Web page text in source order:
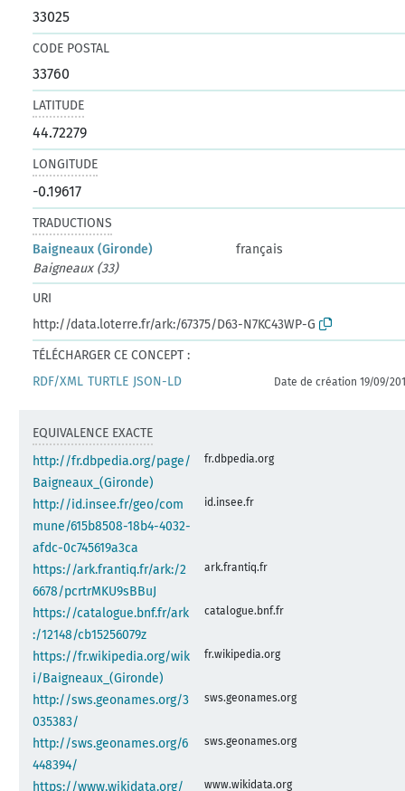
33025
CODE POSTAL
33760
LATITUDE
44.72279
LONGITUDE
-0.19617
TRADUCTIONS
Baigneaux (Gironde)
français
Baigneaux (33)
URI
http://data.loterre.fr/ark:/67375/D63-N7KC43WP-G
TÉLÉCHARGER CE CONCEPT :
RDF/XML TURTLE JSON-LD Date de création 19/09/
EQUIVALENCE EXACTE
http://fr.dbpedia.org/page/
Baigneaux_(Gironde)
fr.dbpedia.org
http://id.insee.fr/geo/com
mune/615b8508-18b4-4032-
afdc-0c745619a3ca
id.insee.fr
https://ark.frantiq.fr/ark:/2
6678/pcrtrMKU9sBBuJ
ark.frantiq.fr
https://catalogue.bnf.fr/ark
:/12148/cb15256079z
catalogue.bnf.fr
https://fr.wikipedia.org/wik
i/Baigneaux_(Gironde)
fr.wikipedia.org
http://sws.geonames.org/3
035383/
sws.geonames.org
http://sws.geonames.org/6
448394/
sws.geonames.org
https://www.wikidata.org/
www.wikidata.org